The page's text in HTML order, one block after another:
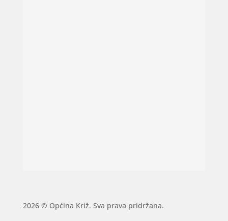
2026 © Općina Križ. Sva prava pridržana.